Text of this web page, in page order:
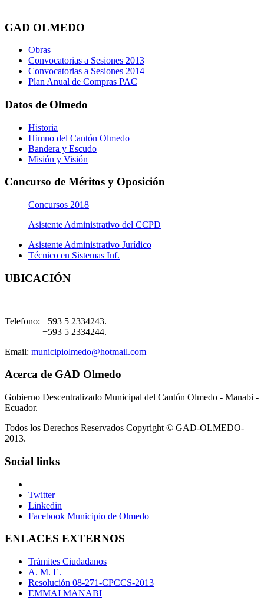
GAD OLMEDO
Obras
Convocatorias a Sesiones 2013
Convocatorias a Sesiones 2014
Plan Anual de Compras PAC
Datos de Olmedo
Historia
Himno del Cantón Olmedo
Bandera y Escudo
Misión y Visión
Concurso de Méritos y Oposición
Concursos 2018
Asistente Administrativo del CCPD
Asistente Administrativo Jurídico
Técnico en Sistemas Inf.
UBICACIÓN
Telefono: +593 5 2334243.
+593 5 2334244.
Email: municipiolmedo@hotmail.com
Acerca de GAD Olmedo
Gobierno Descentralizado Municipal del Cantón Olmedo - Manabi -
Ecuador.
Todos los Derechos Reservados Copyright © GAD-OLMEDO-
2013.
Social links
Twitter
Linkedin
Facebook Municipio de Olmedo
ENLACES EXTERNOS
Trámites Ciudadanos
A. M. E.
Resolución 08-271-CPCCS-2013
EMMAI MANABI